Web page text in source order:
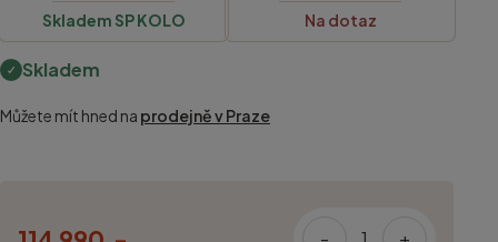
Skladem SP KOLO Na dotaz
Skladem
Můžete mít hned na prodejně v Praze